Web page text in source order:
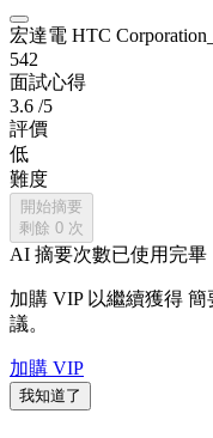
宏達電 HTC
542
面試心得
3.6 /5
評價
低
難度
開始摘要
剩餘 0 次
AI 摘要次數已使用完畢
加購 VIP 以繼續獲得 簡
議。
加購 VIP
我知道了